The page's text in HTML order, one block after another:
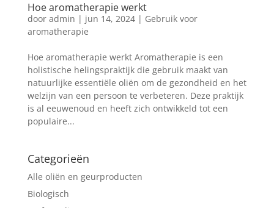
Hoe aromatherapie werkt
door admin | jun 14, 2024| Gebruik voor
aromatherapie
Hoe aromatherapie werkt Aromatherapie is een
holistische helingspraktijk die gebruik maakt van
natuurlijke essentiële oliën om de gezondheid en het
welzijn van een persoon te verbeteren. Deze praktijk
is al eeuwenoud en heeft zich ontwikkeld tot een
populaire...
Categorieën
Alle oliën en geurproducten
Biologisch